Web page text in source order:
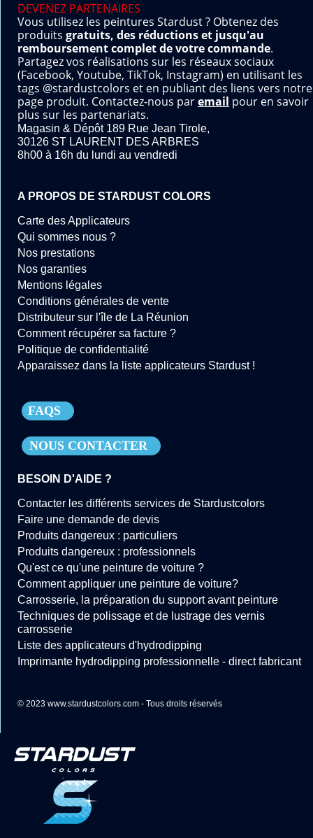
DEVENEZ PARTENAIRES
Vous utilisez les peintures Stardust ? Obtenez des
produits gratuits, des réductions et jusqu'au
remboursement complet de votre commande.
Partagez vos réalisations sur les réseaux sociaux
(Facebook, Youtube, TikTok, Instagram) en utilisant les
tags @stardustcolors et en publiant des liens vers notre
page produit. Contactez-nous paremail pour en savoir
plus sur les partenariats.
Magasin & Dépôt 189 Rue Jean Tirole,
30126 ST LAURENT DES ARBRES
8h00 à 16h du lundi au vendredi
A PROPOS DE STARDUST COLORS
Carte des Applicateurs
Qui sommes nous ?
Nos prestations
Nos garanties
Mentions légales
Conditions générales de vente
Distributeur sur l'île de La Réunion
Comment récupérer sa facture ?
Politique de confidentialité
Apparaissez dans la liste applicateurs Stardust !
FAQS
NOUS CONTACTER
BESOIN D'AIDE ?
Contacter les différents services de Stardustcolors
Faire une demande de devis
Produits dangereux : particuliers
Produits dangereux : professionnels
Qu'est ce qu'une peinture de voiture ?
Comment appliquer une peinture de voiture?
Carrosserie, la préparation du support avant peinture
Techniques de polissage et de lustrage des vernis
carrosserie
Liste des applicateurs d'hydrodipping
Imprimante hydrodipping professionnelle - direct fabricant
© 2023 www.stardustcolors.com - Tous droits réservés